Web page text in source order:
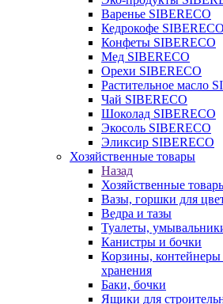
Варенье SIBERECO
Кедрокофе SIBERECO
Конфеты SIBERECO
Мед SIBERECO
Орехи SIBERECO
Растительное масло
Чай SIBERECO
Шоколад SIBERECO
Экосоль SIBERECO
Эликсир SIBERECO
Хозяйственные товары
Назад
Хозяйственные
Вазы, горшки для
Ведра и тазы
Туалеты,
Канистры и бочки
Корзины, контейнеры
хранения
Баки, бочки
Ящики для